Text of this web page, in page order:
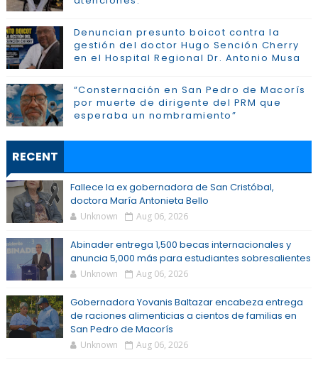
Denuncian presunto boicot contra la
gestión del doctor Hugo Sención Cherry
en el Hospital Regional Dr. Antonio Musa
“Consternación en San Pedro de Macorís
por muerte de dirigente del PRM que
esperaba un nombramiento”
RECENT
Fallece la ex gobernadora de San Cristóbal,
doctora María Antonieta Bello
Unknown Aug 06, 2026
Abinader entrega 1,500 becas internacionales y
anuncia 5,000 más para estudiantes sobresalientes
Unknown Aug 06, 2026
Gobernadora Yovanis Baltazar encabeza entrega
de raciones alimenticias a cientos de familias en
San Pedro de Macorís
Unknown Aug 06, 2026